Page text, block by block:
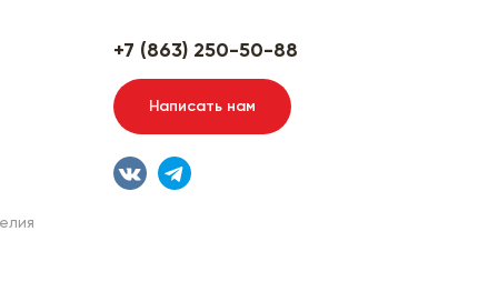
+7 (863) 250-50-88
Написать нам